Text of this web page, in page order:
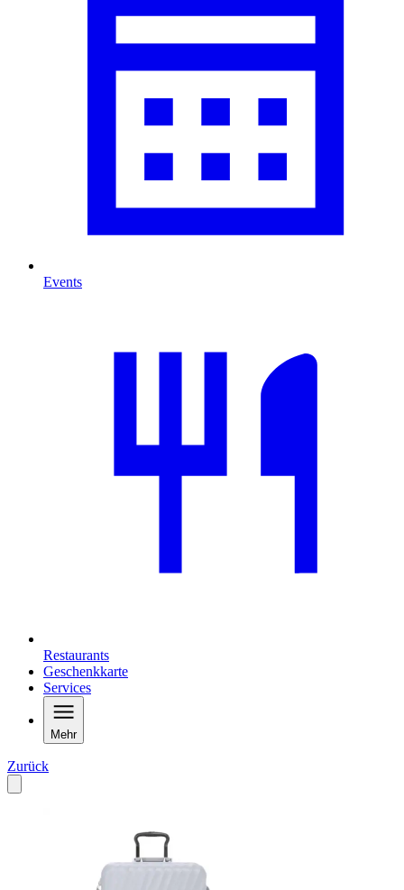
Events
Restaurants
Geschenkkarte
Services
Mehr
Zurück